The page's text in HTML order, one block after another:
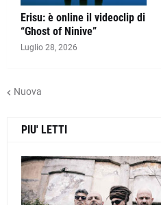
Erisu: è online il videoclip di
“Ghost of Ninive”
Luglio 28, 2026
Nuova
PIU' LETTI